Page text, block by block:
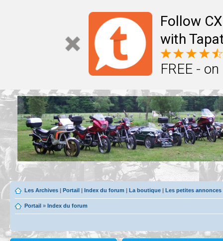
Follow
with
FREE -
Les Archives | Portail | Index du forum | La boutique | Les petites
Portail » Index du forum